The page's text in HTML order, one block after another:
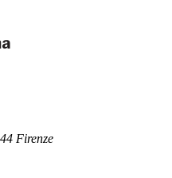
Firenze